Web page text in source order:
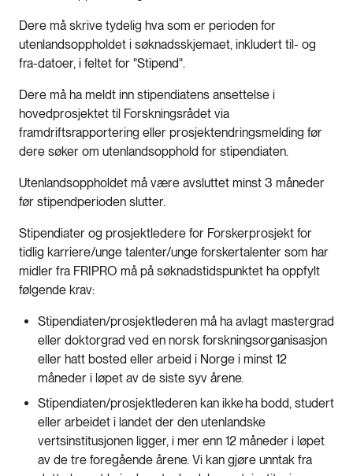
Dere må skrive tydelig hva som er perioden for
utenlandsoppholdet i søknadsskjemaet, inkludert til- og
fra-datoer, i feltet for "Stipend".
Dere må ha meldt inn stipendiatens ansettelse i
hovedprosjektet til Forskningsrådet via
framdriftsrapportering eller prosjektendringsmelding før
dere søker om utenlandsopphold for stipendiaten.
Utenlandsoppholdet må være avsluttet minst 3 måneder
før stipendperioden slutter.
Stipendiater og prosjektledere for Forskerprosjekt for
tidlig karriere/unge talenter/unge forskertalenter som har
midler fra FRIPRO må på søknadstidspunktet ha oppfylt
følgende krav:
Stipendiaten/prosjektlederen må ha avlagt mastergrad
eller doktorgrad ved en norsk forskningsorganisasjon
eller hatt bosted eller arbeid i Norge i minst 12
måneder i løpet av de siste syv årene.
Stipendiaten/prosjektlederen kan ikke ha bodd, studert
eller arbeidet i landet der den utenlandske
vertsinstitusjonen ligger, i mer enn 12 måneder i løpet
av de tre foregående årene. Vi kan gjøre unntak fra